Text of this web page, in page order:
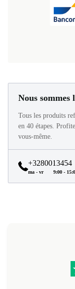
Nous
Tous les produits
en 40 étapes.
vous-même.
+3280013454
ma - vr 9:00 -